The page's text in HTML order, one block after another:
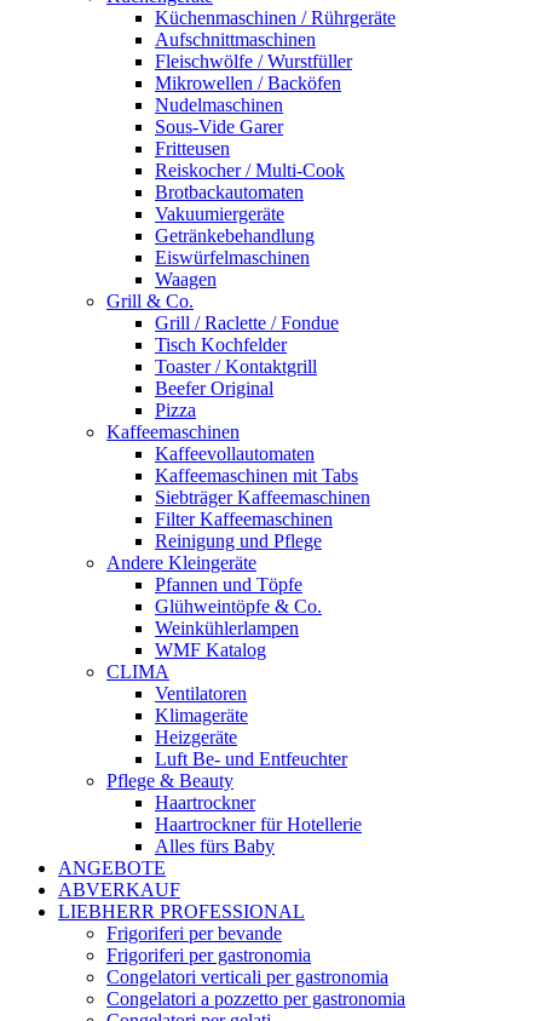
Küchenmaschinen / Rührgeräte
Aufschnittmaschinen
Fleischwölfe / Wurstfüller
Mikrowellen / Backöfen
Nudelmaschinen
Sous-Vide Garer
Fritteusen
Reiskocher / Multi-Cook
Brotbackautomaten
Vakuumiergeräte
Getränkebehandlung
Eiswürfelmaschinen
Waagen
Grill & Co.
Grill / Raclette / Fondue
Tisch Kochfelder
Toaster / Kontaktgrill
Beefer Original
Pizza
Kaffeemaschinen
Kaffeevollautomaten
Kaffeemaschinen mit Tabs
Siebträger Kaffeemaschinen
Filter Kaffeemaschinen
Reinigung und Pflege
Andere Kleingeräte
Pfannen und Töpfe
Glühweintöpfe & Co.
Weinkühlerlampen
WMF Katalog
CLIMA
Ventilatoren
Klimageräte
Heizgeräte
Luft Be- und Entfeuchter
Pflege & Beauty
Haartrockner
Haartrockner für Hotellerie
Alles fürs Baby
ANGEBOTE
ABVERKAUF
LIEBHERR PROFESSIONAL
Frigoriferi per bevande
Frigoriferi per gastronomia
Congelatori verticali per gastronomia
Congelatori a pozzetto per gastronomia